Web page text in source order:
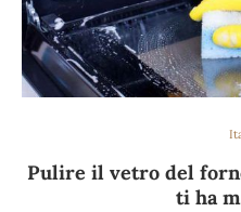
Pulire il vetro del
ti ha